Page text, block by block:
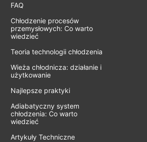
FAQ
Chłodzenie procesów
przemysłowych: Co warto
wiedzieć
Teoria technologii chłodzenia
Wieża chłodnicza: działanie i
użytkowanie
Najlepsze praktyki
Adiabatyczny system
chłodzenia: Co warto
wiedzieć
Artykuły Techniczne